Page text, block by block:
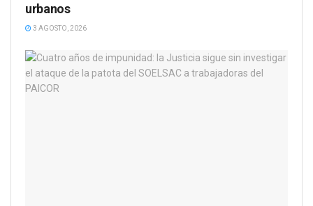
urbanos
3 AGOSTO, 2026